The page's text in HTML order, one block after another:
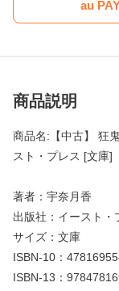
au
商品説明
商品名:【中古】 狂
スト・プレス [文庫]
著者：宇奈月香
出版社：イースト・
サイズ：文庫
ISBN-10：
ISBN-13：